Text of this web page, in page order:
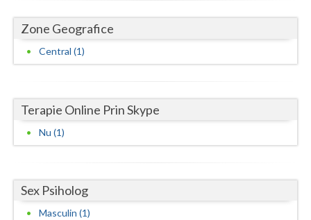
Maramures
Mehedinti
Neamt
Olt
Salaj
Zone Geografice
Central (1)
Terapie Online Prin Skype
Nu (1)
Sex Psiholog
Masculin (1)